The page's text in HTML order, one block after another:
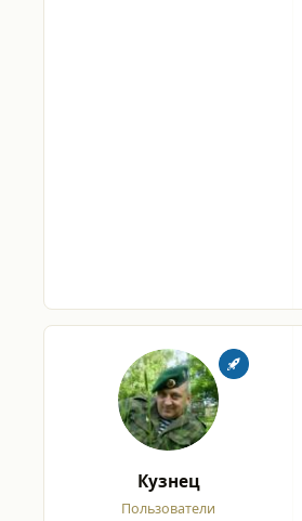
Кузнец
Пользователи